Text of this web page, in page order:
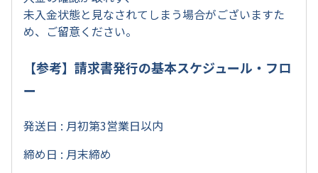
未入金状態と見なされてしまう場合がございますた
め、ご留意ください。
【参考】請求書発行の基本スケジュール・フロ
ー
発送日 : 月初第3営業日以内
締め日 : 月末締め